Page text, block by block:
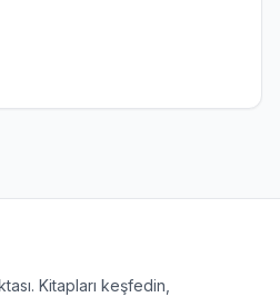
Kitapları keşfedin,